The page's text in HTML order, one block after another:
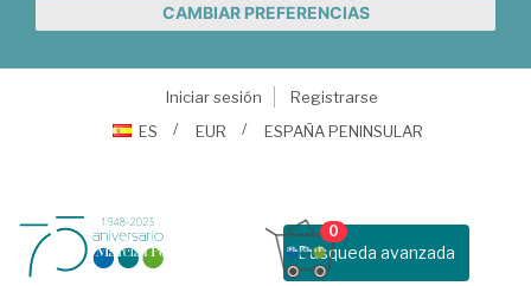
CAMBIAR PREFERENCIAS
Iniciar sesión
Registrarse
ES
EUR ESPAÑA PENINSULAR
Busqueda avanzada
0